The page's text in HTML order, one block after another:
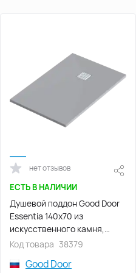
нет отзывов
ЕСТЬ В НАЛИЧИИ
Душевой поддон Good Door
Essentia 140х70 из
искусственного камня,
Серый графит ЛП00073
Код товара 38379
Good Door